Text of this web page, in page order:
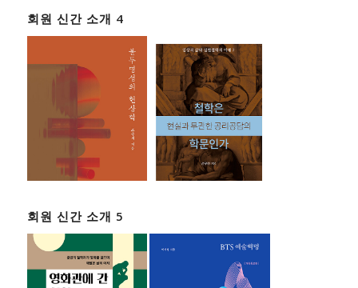
회원 신간 소개 4
회원 신간 소개 5